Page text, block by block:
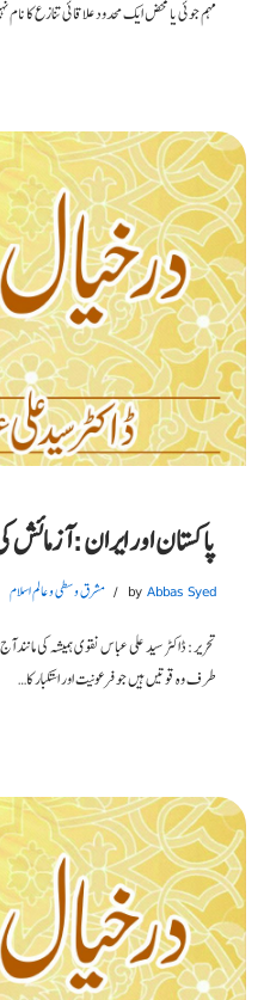
مہم جوئی یا محض ایک محدود علاقائی تنازع کا نام
پاکستان اور ایران:
by Abbas Syed مشرق وسطی و عالم اسلام
تحریر: ڈاکٹر سید علی عباس نقوی ہمیشہ کی
طرف وہ قوتیں ہیں جو فرعونیت اور استکبار کا…